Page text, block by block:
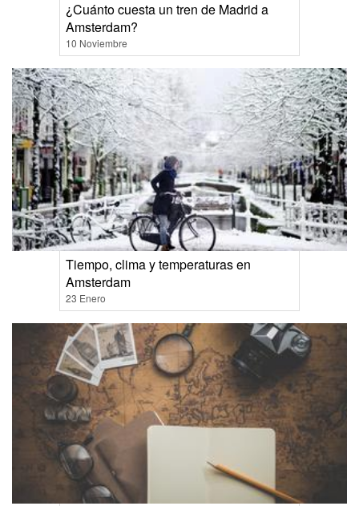
¿Cuánto cuesta un tren de Madrid a
Amsterdam?
10 Noviembre
Tiempo, clima y temperaturas en
Amsterdam
23 Enero